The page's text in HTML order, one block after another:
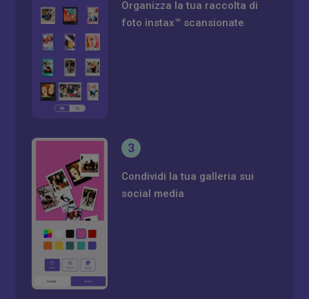
Organizza la tua raccolta di
foto instax™ scansionate
3
Condividi la tua galleria sui
social media